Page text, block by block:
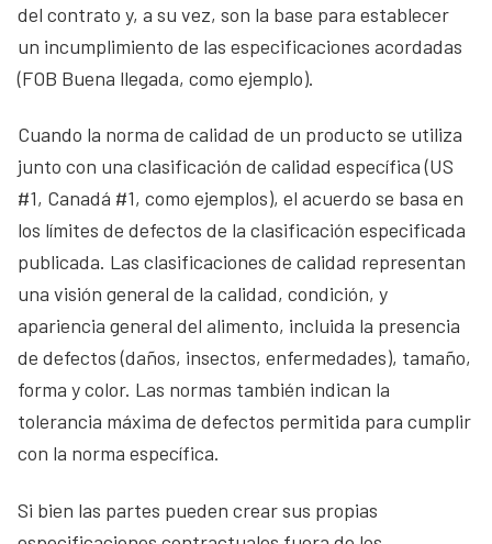
del contrato y, a su vez, son la base para establecer
un incumplimiento de las especificaciones acordadas
(FOB Buena llegada, como ejemplo).
Cuando la norma de calidad de un producto se utiliza
junto con una clasificación de calidad específica (US
#1, Canadá #1, como ejemplos), el acuerdo se basa en
los límites de defectos de la clasificación especificada
publicada. Las clasificaciones de calidad representan
una visión general de la calidad, condición, y
apariencia general del alimento, incluida la presencia
de defectos (daños, insectos, enfermedades), tamaño,
forma y color. Las normas también indican la
tolerancia máxima de defectos permitida para cumplir
con la norma específica.
Si bien las partes pueden crear sus propias